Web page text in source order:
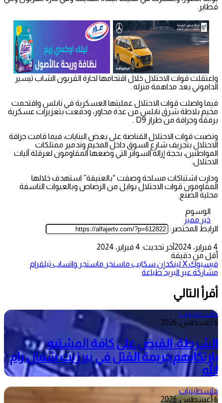
فطاير.
واعتقلت قوات الاحتلال خلال اقتحامها لحارة القريون الشاب تيسير
الداموني بعد مداهمة منزله .
فيما واصلت قوات الاحتلال عمليتها العسكرية في نابلس واقتحمت
مخيم بلاطة شرق نابلس من عدة محاور، ودفعت بتعزيزات عسكرية
برفقة وجرافة من طراز D9 .
ونضبت قوات الاحتلال القناصة على بعض البنايات، فيما قامت جرافة
الاحتلال بتجريف شارع السوق داخل المخيم وتدمير ممتلكات
المواطنين، بحجة إزالة السواتر التي وضعها المقاومون لعرقلة آليات
الاحتلال.
ودارت اشتباكات مسلحة وصفت “بالعنيفة” استهدف خلالها
المقاومون قوات الاحتلال بوابل من الرصاص وبالعبوات الناسفة
محلية الصنع.
الوسوم
خبر مميز
الرابط المختصر:
4 فبراير، 2024
آخر تحديث: 4 فبراير، 2024
أقل من دقيقة
فيسبوك‫Xلينكدإن سكايب ماسنجر ماسنجر واتساب تيلقرام
مشاركة عبر البريد طباعة
أقرأ التالي
فلسطينيات
6 أغسطس، 2026
الشرطة: القبض على كافة المشتبه
بارتكابهم جريمة القتل في بيرزيت شمال رام
الله
فلسطينيات
6 أغسطس، 2026